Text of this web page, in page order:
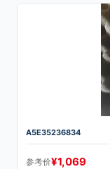
A5E35236834
参考价¥1,069